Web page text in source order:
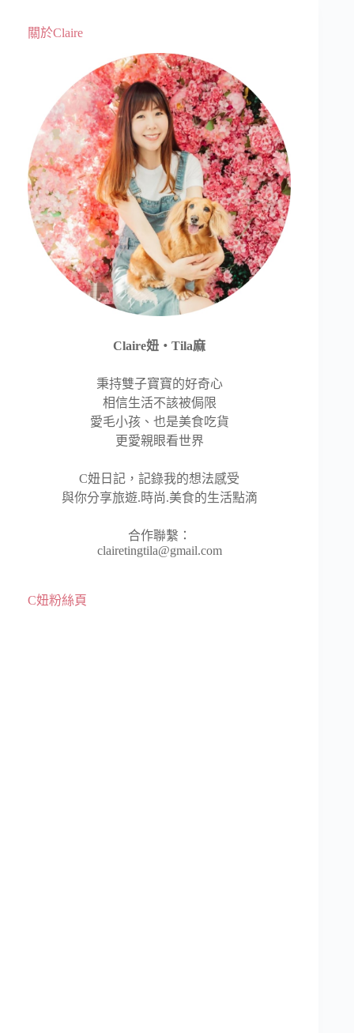
關於Claire
Claire妞‧Tila麻
秉持雙子寶寶的好奇心
相信生活不該被侷限
愛毛小孩、也是美食吃貨
更愛親眼看世界
C妞日記，記錄我的想法感受
與你分享旅遊.時尚.美食的生活點滴
合作聯繫：
clairetingtila@gmail.com
C妞粉絲頁